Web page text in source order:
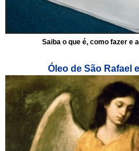
Saiba o que é, como fazer e
Óleo de São Rafael